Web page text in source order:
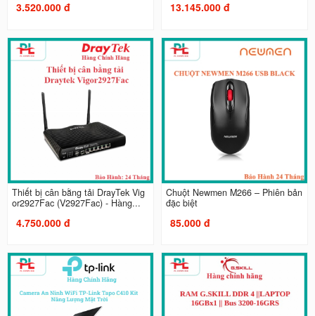
3.520.000 đ 13.145.000 đ
Thiết bị cân bằng tải DrayTek Vig
or2927Fac (V2927Fac) - Hàng...
4.750.000 đ
Chuột Newmen M266 – Phiên bản
đặc biệt
85.000 đ